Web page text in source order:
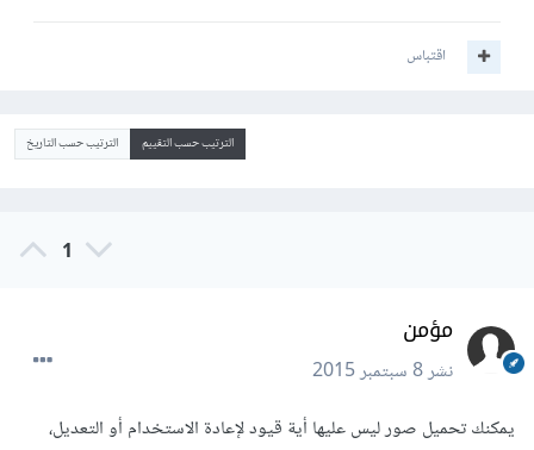
اقتباس
الترتيب حسب التقييم الترتيب حسب التاريخ
1
مؤمن
نشر8 سبتمبر 2015
يمكنك تحميل صور ليس عليها أية قيود لإعادة الاستخدام أو التعديل،